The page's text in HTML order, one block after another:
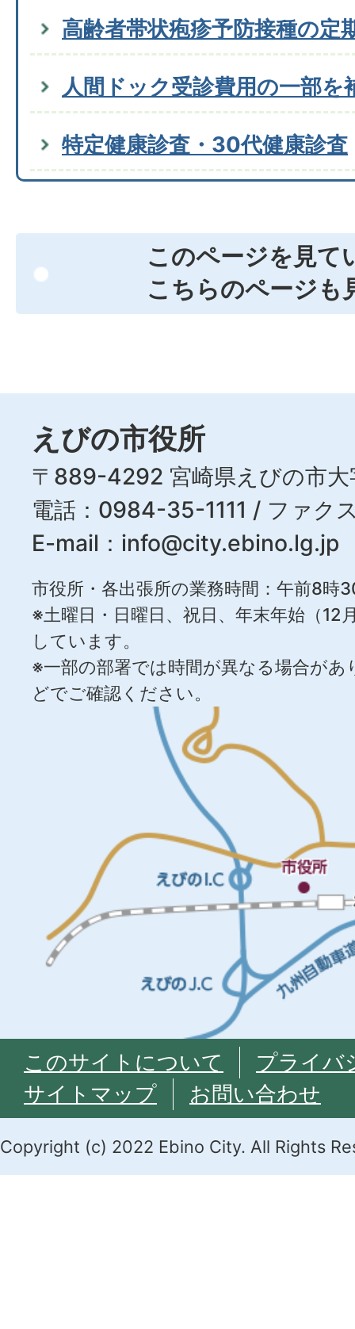
高齢者帯状疱疹予防接種の定
人間ドック受診費用の一部を
特定健康診査・30代健康診査
このページを見て
こちらのページも
えびの市役所
〒889-4292 宮崎県えびの市大
電話：0984-35-1111 / ファ
E-mail： info@city.ebino.lg.jp
市役所・各出張所の業務時間：午前8時
※土曜日・日曜日、祝日、年末年始（12
しています。
※一部の部署では時間が異なる場合が
どでご確認ください。
このサイトについて
プライバ
サイトマップ
お問い合わせ
Copyright (c) 2022 Ebino City. All Rights